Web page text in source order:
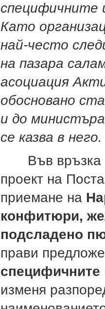
специфичните
Като
най-често
на пазара
асоциация
обосновано
и до
се казва в него.
Във връзка с
проект на
приемане на
конфитюри,
подсладено
прави
специфичните
изменя